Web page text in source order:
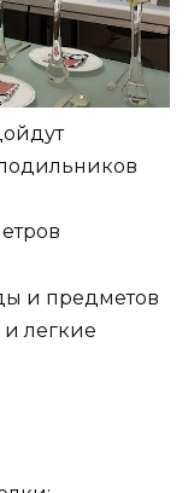
и предметов
и легкие